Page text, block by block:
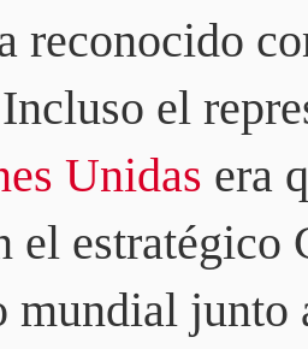
reconocido
el
Unidas era
el estratégico
mundial junto